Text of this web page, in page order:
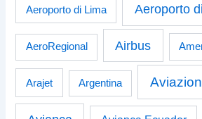
Aeroporto di Lima Aeroporto
AeroRegional Airbus
Arajet Argentina